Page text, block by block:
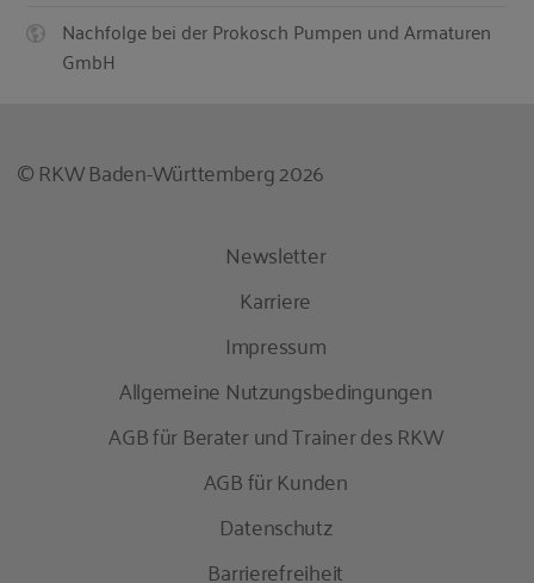
Nachfolge bei der Prokosch Pumpen und Armaturen
GmbH
© RKW Baden-Württemberg 2026
Newsletter
Karriere
Impressum
Allgemeine Nutzungsbedingungen
AGB für Berater und Trainer des RKW
AGB für Kunden
Datenschutz
Barrierefreiheit